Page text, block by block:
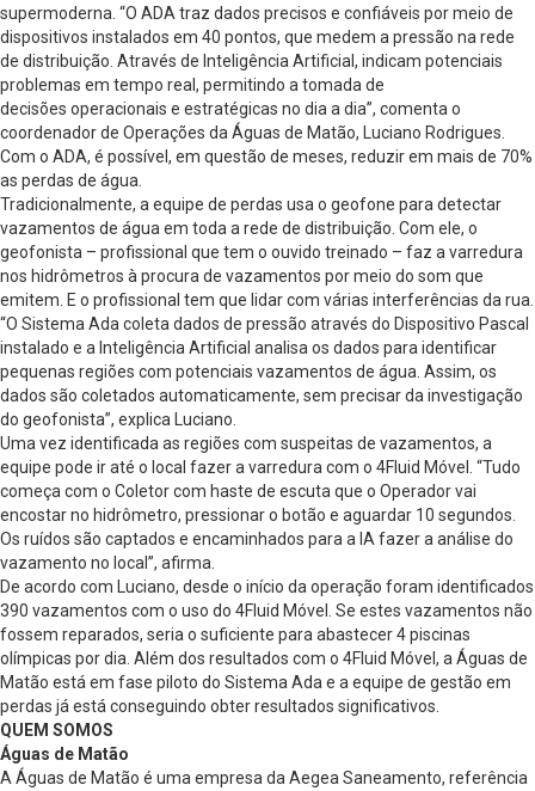
supermoderna. “O ADA traz dados precisos e confiáveis por meio de
dispositivos instalados em 40 pontos, que medem a pressão na rede
de distribuição. Através de Inteligência Artificial, indicam potenciais
problemas em tempo real, permitindo a tomada de
decisões operacionais e estratégicas no dia a dia”, comenta o
coordenador de Operações da Águas de Matão, Luciano Rodrigues.
Com o ADA, é possível, em questão de meses, reduzir em mais de 70%
as perdas de água.
Tradicionalmente, a equipe de perdas usa o geofone para detectar
vazamentos de água em toda a rede de distribuição. Com ele, o
geofonista – profissional que tem o ouvido treinado – faz a varredura
nos hidrômetros à procura de vazamentos por meio do som que
emitem. E o profissional tem que lidar com várias interferências da rua.
“O Sistema Ada coleta dados de pressão através do Dispositivo Pascal
instalado e a Inteligência Artificial analisa os dados para identificar
pequenas regiões com potenciais vazamentos de água. Assim, os
dados são coletados automaticamente, sem precisar da investigação
do geofonista”, explica Luciano.
Uma vez identificada as regiões com suspeitas de vazamentos, a
equipe pode ir até o local fazer a varredura com o 4Fluid Móvel. “Tudo
começa com o Coletor com haste de escuta que o Operador vai
encostar no hidrômetro, pressionar o botão e aguardar 10 segundos.
Os ruídos são captados e encaminhados para a IA fazer a análise do
vazamento no local”, afirma.
De acordo com Luciano, desde o início da operação foram identificados
390 vazamentos com o uso do 4Fluid Móvel. Se estes vazamentos não
fossem reparados, seria o suficiente para abastecer 4 piscinas
olímpicas por dia. Além dos resultados com o 4Fluid Móvel, a Águas de
Matão está em fase piloto do Sistema Ada e a equipe de gestão em
perdas já está conseguindo obter resultados significativos.
QUEM SOMOS
Águas de Matão
A Águas de Matão é uma empresa da Aegea Saneamento, referência